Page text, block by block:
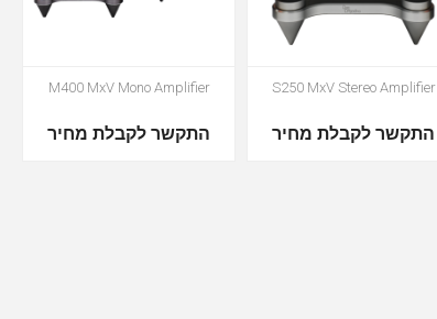
S250 MxV Stereo Amplifier
התקשר לקבלת מחיר
M400 MxV Mono Amplifier
התקשר לקבלת מחיר